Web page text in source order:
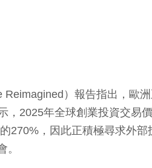
）報告指出，歐
2025年全球創業投資交易
270%，因此正積極尋求外